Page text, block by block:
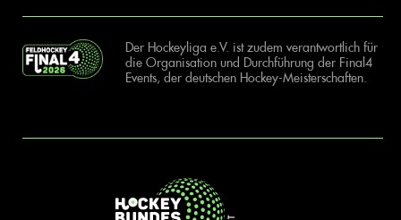
Der Hockeyliga e.V. ist zudem verantwortlich für
die Organisation und Durchführung der Final4
Events, der deutschen Hockey-Meisterschaften.